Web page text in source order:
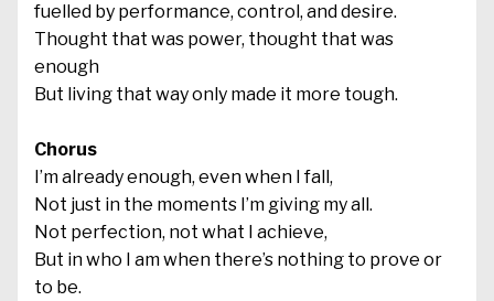
fuelled by performance, control, and desire.
Thought that was power, thought that was
enough
But living that way only made it more tough.
Chorus
I’m already enough, even when I fall,
Not just in the moments I’m giving my all.
Not perfection, not what I achieve,
But in who I am when there’s nothing to prove or
to be.